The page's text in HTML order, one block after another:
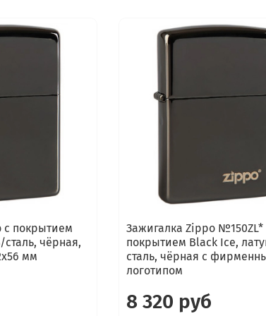
с покрытием
чёрная,
мм
Зажигалка Zippo №150ZL*
покрытием Black Ice,
сталь, чёрная с
логотипом
8 320 руб